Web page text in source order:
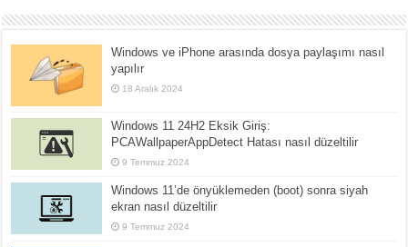
Windows ve iPhone arasında dosya paylaşımı nasıl
yapılır
18 Aralık 2024
Windows 11 24H2 Eksik Giriş:
PCAWallpaperAppDetect Hatası nasıl düzeltilir
9 Temmuz 2024
Windows 11’de önyüklemeden (boot) sonra siyah
ekran nasıl düzeltilir
9 Temmuz 2024